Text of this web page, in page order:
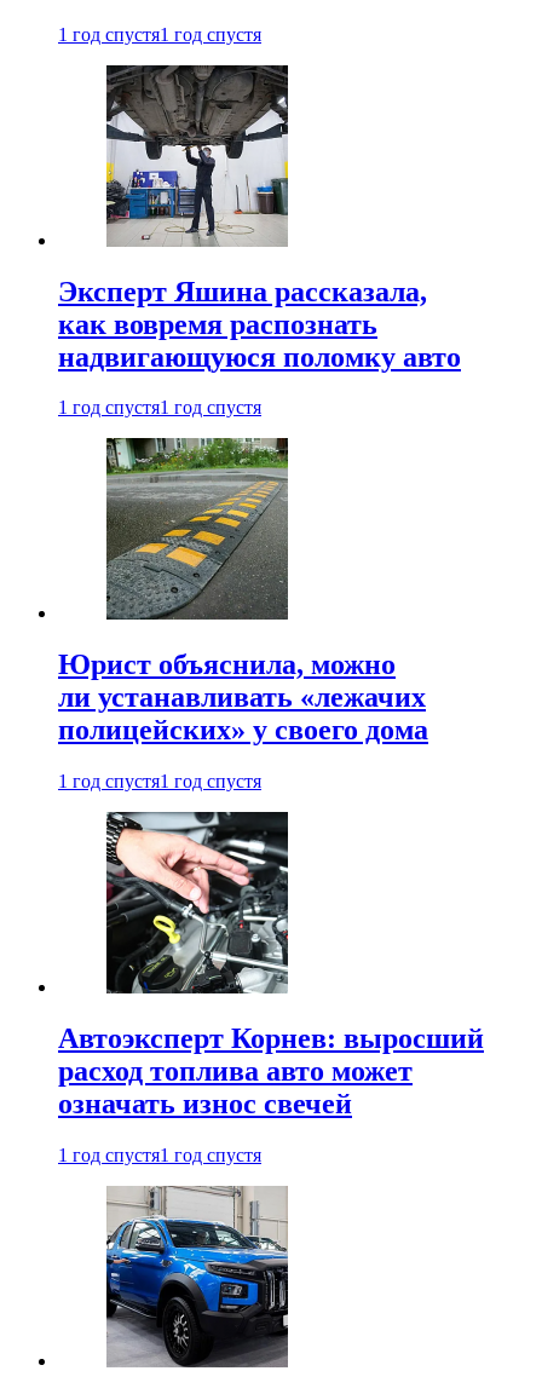
1 год спустя1 год спустя
Эксперт Яшина рассказала,
как вовремя распознать
надвигающуюся поломку авто
1 год спустя1 год спустя
Юрист объяснила, можно
ли устанавливать «лежачих
полицейских» у своего дома
1 год спустя1 год спустя
Автоэксперт Корнев: выросший
расход топлива авто может
означать износ свечей
1 год спустя1 год спустя